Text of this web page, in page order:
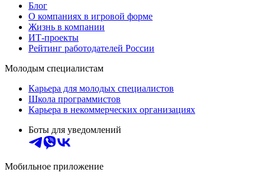
Блог
О компаниях в игровой форме
Жизнь в компании
ИТ-проекты
Рейтинг работодателей России
Молодым специалистам
Карьера для молодых специалистов
Школа программистов
Карьера в некоммерческих организациях
Боты для уведомлений
Мобильное приложение